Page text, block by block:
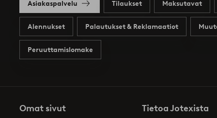
Asiakaspalvelu Tilaukset Maksutavat
Alennukset Palautukset & Reklamaatiot
Peruuttamislomake
Omat sivut Tietoa Jotexista